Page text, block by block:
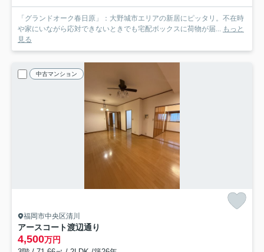
「グランドオーク春日原」：大野城市エリアの新居にピッタリ。不在時
や家にいながら応対できないときでも宅配ボックスに荷物が届... もっと
見る
中古マンション
福岡市中央区清川
アースコート渡辺通り
4,500万円